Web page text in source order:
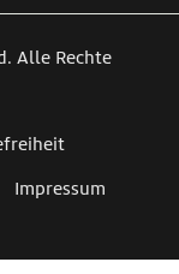
Alle Rechte
Impressum